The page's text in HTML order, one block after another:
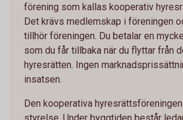
förening som kallas kooperativ
Det krävs medlemskap i föreningen
tillhör föreningen. Du betalar en
som du får tillbaka när du flyttar från
hyresrätten. Ingen
insatsen.
Den kooperativa hyresrättsföreningen